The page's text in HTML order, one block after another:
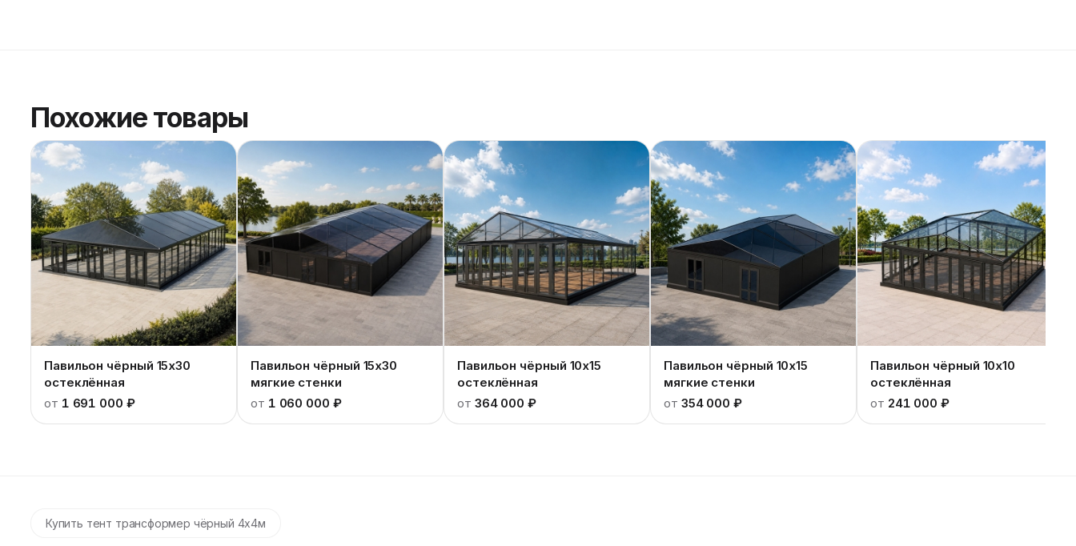
Похожие товары
Павильон чёрный 15x30
остеклённая
от 1 691 000 ₽
Павильон чёрный 15x30
мягкие стенки
от 1 060 000 ₽
Павильон чёрный 10x15
остеклённая
от 364 000 ₽
Павильон чёрный 10x15
мягкие стенки
от 354 000 ₽
Павильон чёрный 10x10
остеклённая
от 241 000 ₽
Купить тент трансформер чёрный 4x4м